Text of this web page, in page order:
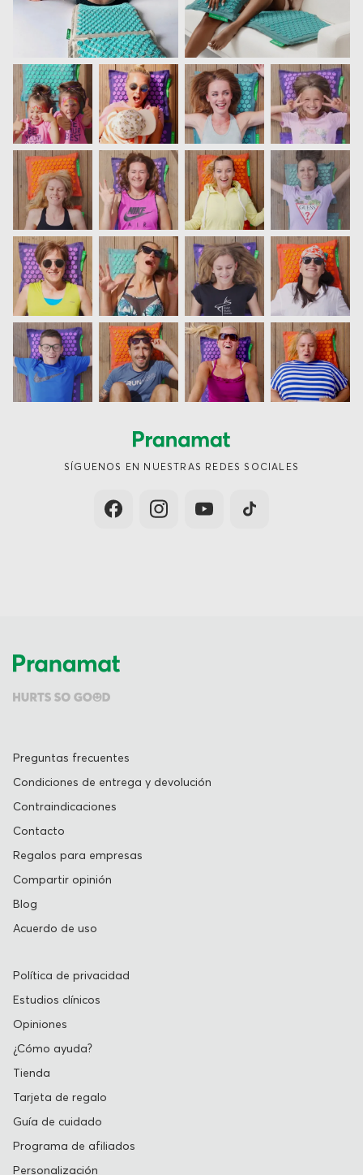
SÍGUENOS EN NUESTRAS REDES SOCIALES
Preguntas frecuentes
Condiciones de entrega y devolución
Contraindicaciones
Contacto
Regalos para empresas
Compartir opinión
Blog
Acuerdo de uso
Política de privacidad
Estudios clínicos
Opiniones
¿Cómo ayuda?
Tienda
Tarjeta de regalo
Guía de cuidado
Programa de afiliados
Personalización